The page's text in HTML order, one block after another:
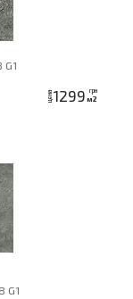
G1
цена1299 грн
м2
G1